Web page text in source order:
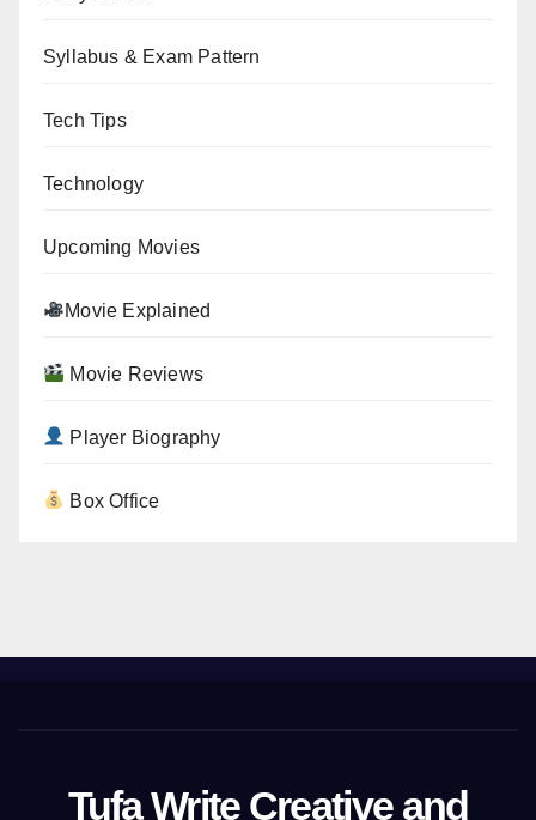
Syllabus & Exam Pattern
Tech Tips
Technology
Upcoming Movies
Movie Explained
Movie Reviews
Player Biography
Box Office
Tufa Write Creative and